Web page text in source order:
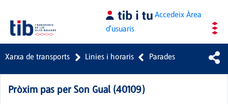
AccedeixÀrea
d'usuaris
Xarxa de transports Linies i horaris Parades
Pròxim pas per Son Gual(40109)